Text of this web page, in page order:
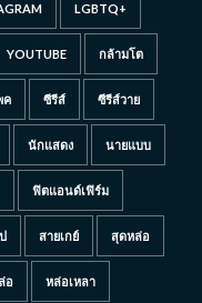
LGBTQ+
YOUTUBE กล้ามโต
ค ซีรีส์ ซีรีส์วาย
นักแสดง นายแบบ
ฟิตแอนด์เฟิร์ม
สายเกย์ สุดหล่อ
อ หล่อเหลา